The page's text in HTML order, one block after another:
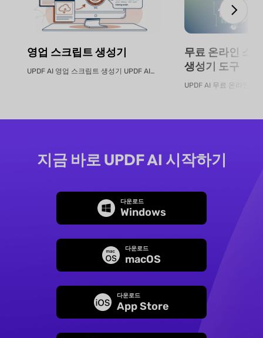
영업 스크립트 생성기
UPDF AI 영업 스크립트 생성기 UPDF AI는 제품 PDF 또는 설명...
무료 온라인 스
생성기 도구
지금 바로 UPDF AI 시작하기
다운로드
Windows
다운로드
macOS
다운로드
App Store